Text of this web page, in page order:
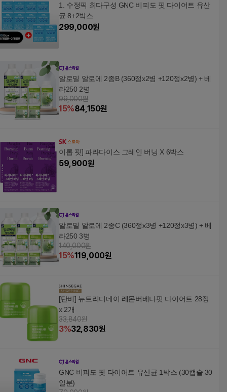
1. 수정픽 최다구성 GNC 비피도 핏 다이어트 유산
균 8+2박스
299,000원
알로밀 알로에 2종B (360정x2병 +120정x2병) + 베
라250 2병
99,000원
15%84,150원
이롭 핏] 파라다이스 그레인 버닝 X 6박스
59,900원
알로밀 알로에 2종C (360정x3병 +120정x3병) + 베
라250 3병
140,000원
15%119,000원
[단비] 뉴트리디데이 레몬버베나핏 다이어트 28정
x 2개
33,840원
3%32,830원
GNC 비피도 핏 다이어트 유산균 1박스 (30캡슐 30
일분)